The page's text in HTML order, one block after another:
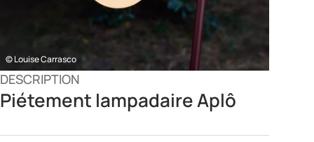
© Louise Carrasco
DESCRIPTION
Piétement lampadaire Aplô